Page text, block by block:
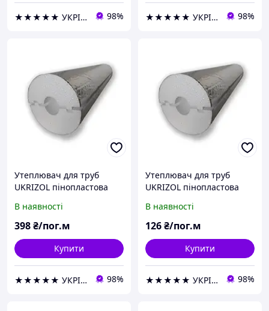
★★★★★ УКРІЗОЛ оптово-роздрібна компанія 98% ★★★★★ УКРІЗОЛ оптово-роздрібна компанія 98%
Утеплювач для труб
UKRIZOL пінопластова
фольгою
В наявності
398₴/пог.м
Купити
★★★★★ УКРІЗОЛ оптово-роздрібна компанія 98%
Утеплювач для труб
UKRIZOL пінопластова
фольгою
В наявності
126₴/пог.м
Купити
★★★★★ УКРІЗОЛ оптово-роздрібна компанія 98%